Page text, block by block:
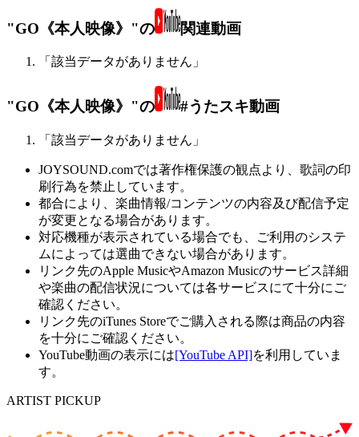
"GO《本人映像》"の 関連動画
「該当データがありません」
"GO《本人映像》"の #うたスキ動画
「該当データがありません」
JOYSOUND.comでは著作権保護の観点より、歌詞の印
刷行為を禁止しています。
都合により、楽曲情報/コンテンツの内容及び配信予定
が変更となる場合があります。
対応機種が表示されている場合でも、ご利用のシステ
ムによっては選曲できない場合があります。
リンク先のApple MusicやAmazon Musicのサービス詳細
や楽曲の配信状況については各サービスにて十分にご
確認ください。
リンク先のiTunes Storeでご購入される際は商品の内容
を十分にご確認ください。
YouTube動画の表示には[YouTube API]を利用していま
す。
ARTIST PICKUP